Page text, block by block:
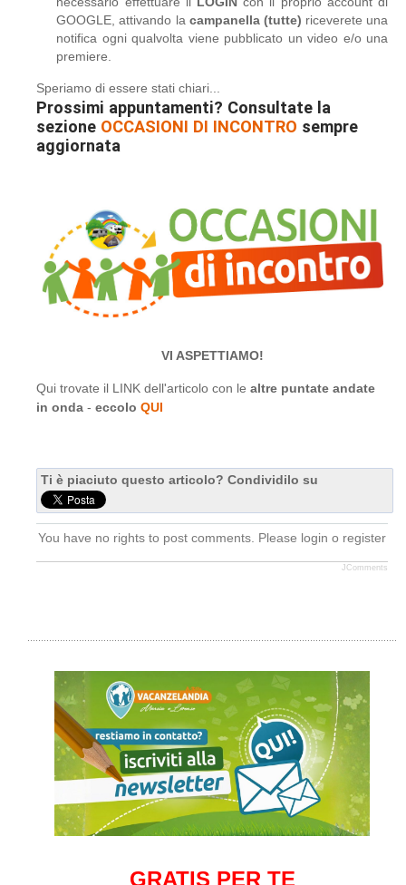
GOOGLE, attivando la campanella (tutte) riceverete una
notifica ogni qualvolta viene pubblicato un video e/o una
premiere.
Speriamo di essere stati chiari...
Prossimi appuntamenti? Consultate la
sezione OCCASIONI DI INCONTRO sempre
aggiornata
VI ASPETTIAMO!
Qui trovate il LINK dell'articolo con le altre puntate andate
in onda - eccolo QUI
Ti è piaciuto questo articolo? Condividilo su
You have no rights to post comments. Please login o register
JComments
GRATIS PER TE